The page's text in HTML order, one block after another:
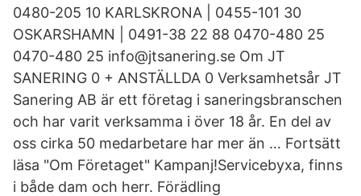
0480-205 10 KARLSKRONA | 0455-101 30
OSKARSHAMN | 0491-38 22 88 0470-480 25
0470-480 25 info@jtsanering.se Om JT
SANERING 0 + ANSTÄLLDA 0 Verksamhetsår JT
Sanering AB är ett företag i saneringsbranschen
och har varit verksamma i över 18 år. En del av
oss cirka 50 medarbetare har mer än … Fortsätt
läsa "Om Företaget" Kampanj!Servicebyxa, finns
i både dam och herr. Förädling